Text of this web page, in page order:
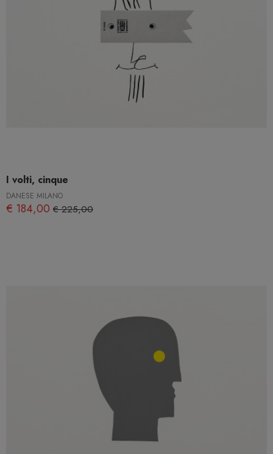
I volti, cinque
DANESE MILANO
€ 184,00 € 225,00